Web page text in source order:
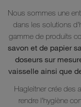
Nous sommes une
dans les solutions
gamme de produits
savon et de papier
doseurs sur
vaisselle ainsi que
Hagleitner crée des
rendre l’hygiène